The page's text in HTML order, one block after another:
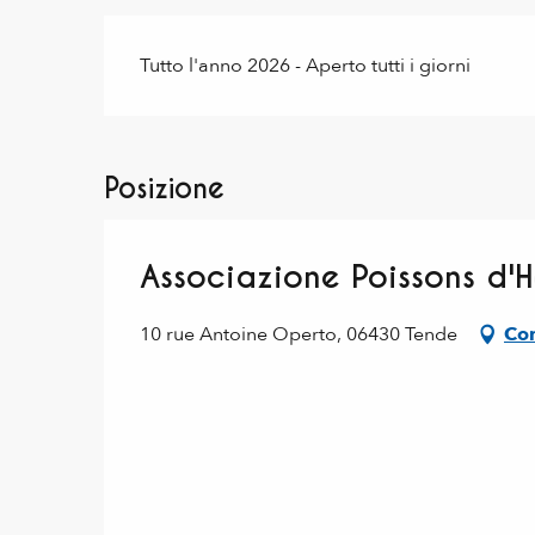
Tutto l'anno 2026 - Aperto tutti i giorni
Posizione
Associazione Poissons
10 rue Antoine Operto, 06430 Tende